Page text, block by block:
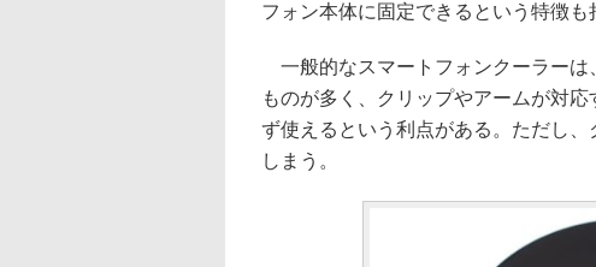
フォン本体に固定できるという特徴も
一般的なスマートフォンクーラーは
ものが多く、クリップやアームが対
ず使えるという利点がある。ただし
しまう。